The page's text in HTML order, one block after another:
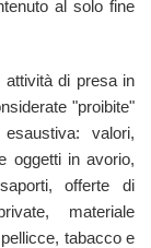
al solo fine
di presa in
"proibite"
valori,
oggetti in avorio,
offerte di
materiale
tabacco e